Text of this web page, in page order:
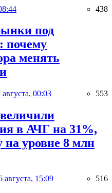
438
под
почему
менять
августа, 00:03 553
в АЧГ на 31%,
на уровне 8 млн
августа, 15:09 516